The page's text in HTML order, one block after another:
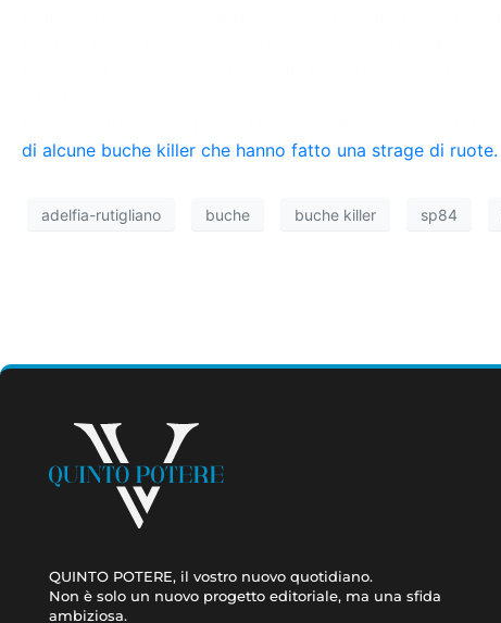
di alcune buche killer che hanno fatto una strage di ruote.
adelfia-rutigliano buche buche killer sp84
QUINTO POTERE, il vostro nuovo quotidiano.
Non è solo un nuovo progetto editoriale, ma una sfida
ambiziosa.